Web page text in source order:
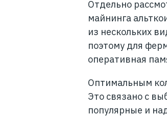
Отдельно
майнинга
из нескольких
поэтому для
оперативная
Оптимальным
Это связано с
популярные и